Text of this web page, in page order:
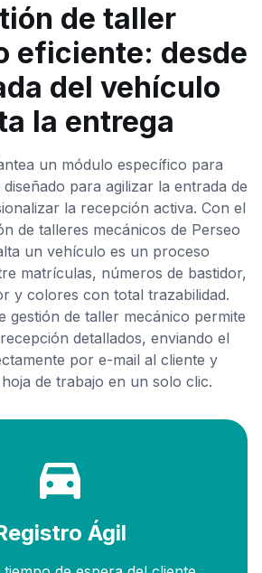
de taller
eficiente: desde
del vehículo
la entrega
un módulo específico para
para agilizar la entrada de
la recepción activa. Con el
de talleres mecánicos de Perseo
un vehículo es un proceso
matrículas, números de bastidor,
y colores con total trazabilidad.
gestión de taller mecánico permite
detallados, enviando el
por e-mail al cliente y
de trabajo en un solo clic.
Ágil